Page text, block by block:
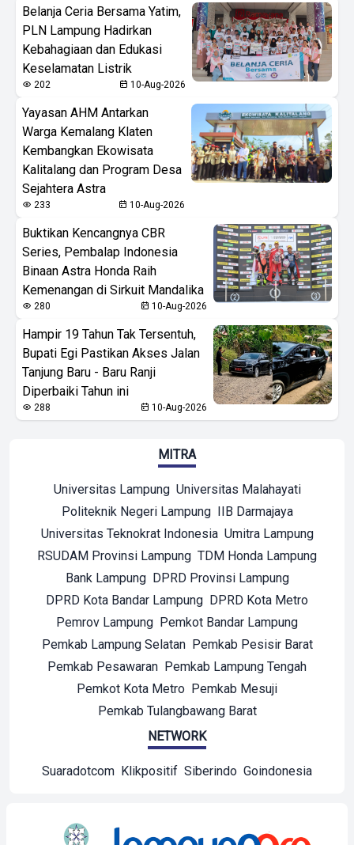
Belanja Ceria Bersama Yatim,
PLN Lampung Hadirkan
Kebahagiaan dan Edukasi
Keselamatan Listrik
202 10-Aug-2026
Yayasan AHM Antarkan
Warga Kemalang Klaten
Kembangkan Ekowisata
Kalitalang dan Program Desa
Sejahtera Astra
233 10-Aug-2026
Buktikan Kencangnya CBR
Series, Pembalap Indonesia
Binaan Astra Honda Raih
Kemenangan di Sirkuit Mandalika
280 10-Aug-2026
Hampir 19 Tahun Tak Tersentuh,
Bupati Egi Pastikan Akses Jalan
Tanjung Baru - Baru Ranji
Diperbaiki Tahun ini
288 10-Aug-2026
MITRA
Universitas Lampung Universitas Malahayati
Politeknik Negeri Lampung
IIB Darmajaya
Universitas Teknokrat Indonesia Umitra Lampung
RSUDAM Provinsi Lampung TDM Honda Lampung
Bank Lampung
DPRD Provinsi Lampung
DPRD Kota Bandar Lampung DPRD Kota Metro
Pemrov Lampung Pemkot Bandar Lampung
Pemkab Lampung Selatan
Pemkab Pesisir Barat
Pemkab Pesawaran Pemkab Lampung Tengah
Pemkot Kota Metro Pemkab Mesuji
Pemkab Tulangbawang Barat
NETWORK
Suaradotcom Klikpositif Siberindo Goindonesia